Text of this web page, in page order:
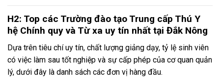
H2: Top các Trường đào tạo Trung cấp Thú Y
hệ Chính quy và Từ xa uy tín nhất tại Đắk Nông
Dựa trên tiêu chí uy tín, chất lượng giảng dạy, tỷ lệ sinh viên
có việc làm sau tốt nghiệp và sự cấp phép của cơ quan quản
lý, dưới đây là danh sách các đơn vị hàng đầu.